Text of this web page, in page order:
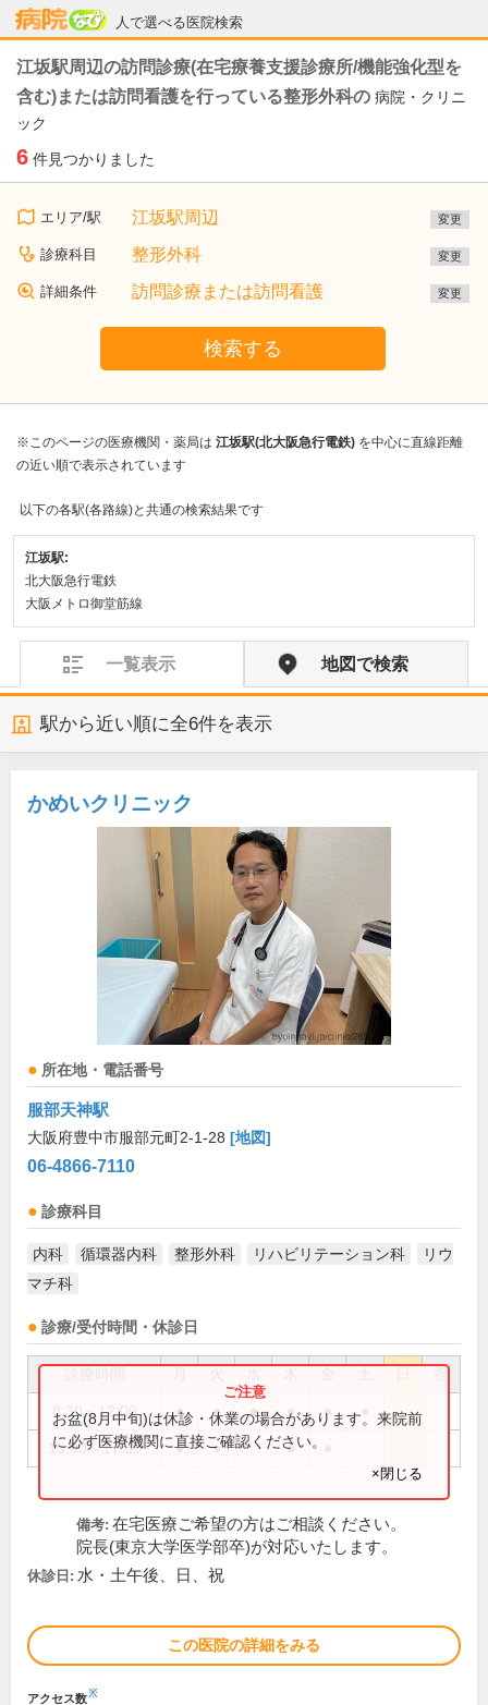
人で選べる医院検索
病院なび
江坂駅周辺の訪問診療(在宅療養支援診療所/機能強化型を
含む)または訪問看護を行っている整形外科の 病院・クリニ
ック
6 件見つかりました
エリア/駅 江坂駅周辺 変更
診療科目 整形外科 変更
詳細条件 訪問診療または訪問看護 変更
検索する
※このページの医療機関・薬局は 江坂駅(北大阪急行電鉄) を中心に直線距離
の近い順で表示されています
以下の各駅(各路線)と共通の検索結果です
江坂駅:
北大阪急行電鉄
大阪メトロ御堂筋線
一覧表示 地図で検索
駅から近い順に全6件を表示
かめいクリニック
所在地・電話番号
服部天神駅
大阪府豊中市服部元町2-1-28 [地図]
06-4866-7110
診療科目
内科 循環器内科 整形外科 リハビリテーション科
リウ
マチ科
診療/受付時間・休診日
祝
8:30～12:00 ● ● ● ● ●
15:00～17:30 ● ● ●
お盆(8月中旬)は休診・休業の場合があります。来院前
に必ず医療機関に直接ご確認ください。
×閉じる
備考: 在宅医療ご希望の方はご相談ください。
院長(東京大学医学部卒)が対応いたします。
休診日: 水・土午後、日、祝
この医院の詳細をみる
アクセス数※